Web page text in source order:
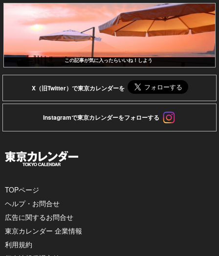
この記事が気に入ったらいいね！しよう
X（旧Twitter）で東京カレンダーを
Instagramで東京カレンダーをフォローする
TOPページ
ヘルプ・お問合せ
広告に関するお問合せ
東京カレンダー 企業情報
利用規約